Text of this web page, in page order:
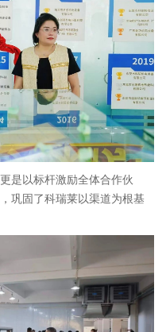
是以标杆激励全体合作伙
巩固了科瑞莱以渠道为根基